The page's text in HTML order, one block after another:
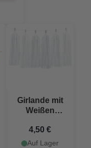
Girlande mit
Weißen
Meter
4,50 €
Auf Lager